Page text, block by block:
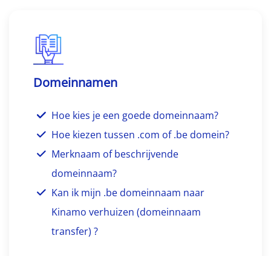
Domeinnamen
Hoe kies je een goede domeinnaam?
Hoe kiezen tussen .com of .be domein?
Merknaam of beschrijvende
domeinnaam?
Kan ik mijn .be domeinnaam naar
Kinamo verhuizen (domeinnaam
transfer) ?